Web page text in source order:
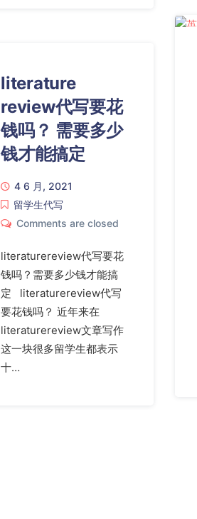
literature
review代写要花
钱吗？ 需要多少
钱才能搞定
4 6 月, 2021
留学生代写
Comments are closed
literaturereview代写要花
钱吗？需要多少钱才能搞
定 literaturereview代写
要花钱吗？ 近年来在
literaturereview文章写作
这一块很多留学生都表示
十…